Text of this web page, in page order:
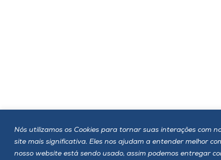
Nós utilizamos os Cookies para tornar suas interações com
site mais significativa. Eles nos ajudam a entender melhor
nosso website está sendo usado, assim podemos entregar